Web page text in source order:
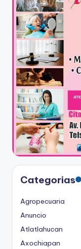
Categorias
Agropecuaria
Anuncio
Atlatlahucan
Axochiapan